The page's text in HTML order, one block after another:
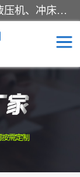
南通科达机床制造有限公司主要生产液压机、冲床、压力机等产品；本公司采用现代化企业的管理方法进行管理，立足于产品的质量管理，以优秀的品质、新颖的设计、合理的价格、完善的服务赢得广大客户的充分信赖和良好的口碑。领导层将运用科学管理方法及长期积累下来的经验和广泛领域吸取来新的技术不断调整产品结构，为市场提供精良的各类机械设备。企业将坚持与国内外各界朋友，真诚合作，共创辉煌。